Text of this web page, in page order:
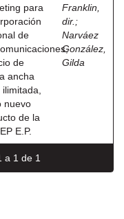
para
de
de
ancha
nuevo
de la
E.P.
Franklin,
dir. ;
Narváez
González,
Gilda
a 1 de 1